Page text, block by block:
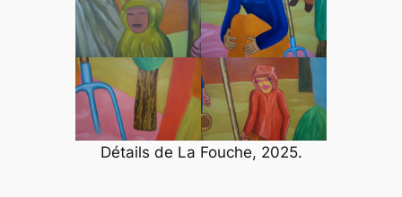
Détails de La Fouche, 2025.